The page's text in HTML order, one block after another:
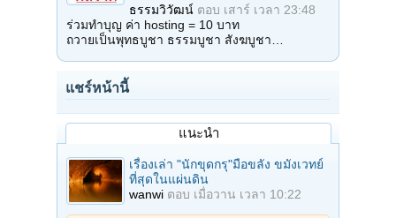
ธรรมวิวัฒน์ ตอบ เสาร์ เวลา 23:48
ร่วมทำบุญ ค่า hosting = 10 บาท
ถวายเป็นพุทธบูชา ธรรมบูชา สังฆบูชา…
แชร์หน้านี้
แนะนำ
เรื่องเล่า "นักขุดกรุ"มือขลัง ขมังเวทย์
ที่สุดในแผ่นดิน
wanwi ตอบ เมื่อวาน เวลา 10:22